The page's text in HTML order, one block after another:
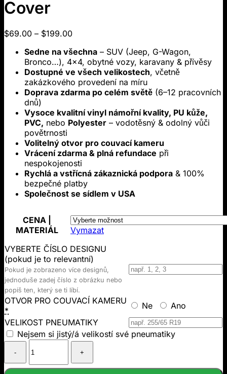
Cover
$69.00 – $199.00Cenové
$69.00
až
$199.00
Sedne na všechna – SUV (Jeep, G-Wagon,
Bronco…), 4x4, obytné vozy, karavany & přívěsy
Dostupné ve všech velikostech, včetně
zakázkového provedení na míru
Doprava zdarma po celém světě (6–12 pracovních
dnů)
Vysoce kvalitní vinyl námořní kvality, PU kůže,
PVC, nebo Polyester – vodotěsný & odolný vůči
povětrnosti
Volitelný otvor pro couvací kameru
Vrácení zdarma & plná refundace při
nespokojenosti
Rychlá a vstřícná zákaznická podpora & 100%
bezpečné platby
Společnost se sídlem v USA
CENA |
MATERIÁL
Vymazat
VYBERTE ČÍSLO DESIGNU
(pokud je to relevantní)
Pokud je zobrazeno více designů,
jednoduše zadej číslo z obrázku nebo
popiš ten, který se ti líbí.
OTVOR PRO COUVACÍ KAMERU
*
Ne
Ano
VELIKOST PNEUMATIKY
Nejsem si jistý/á velikostí své pneumatiky
Feelin
Froggy